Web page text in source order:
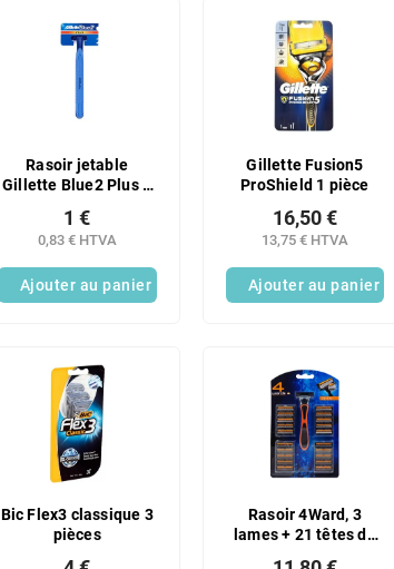
Rasoir jetable
Gillette Blue2 Plus 1
0,83 € HTVA
1 €
Ajouter au panier
Gillette Fusion5
ProShield 1 pièce
13,75 € HTVA
16,50 €
Ajouter au panier
Bic Flex3 classique 3
pièces
Rasoir 4Ward, 3
lames + 21 têtes de